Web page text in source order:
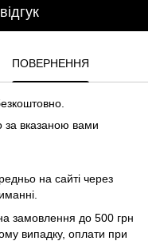
ПОВЕРНЕННЯ
за вказаною вами
на сайті через
замовлення до 500 грн
випадку, оплати при